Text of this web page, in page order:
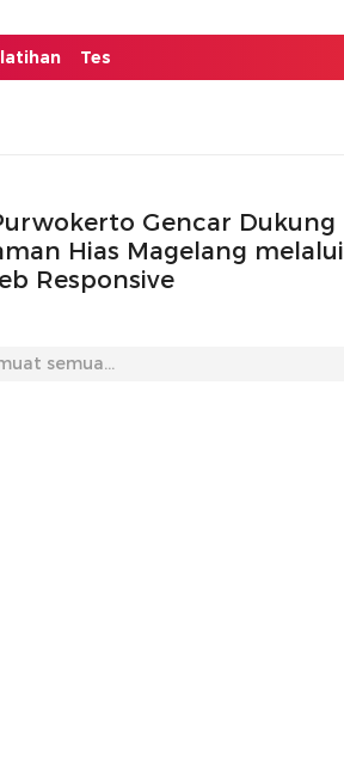
Tes
Gencar Dukung
Hias Magelang melalui
Responsive
semua...